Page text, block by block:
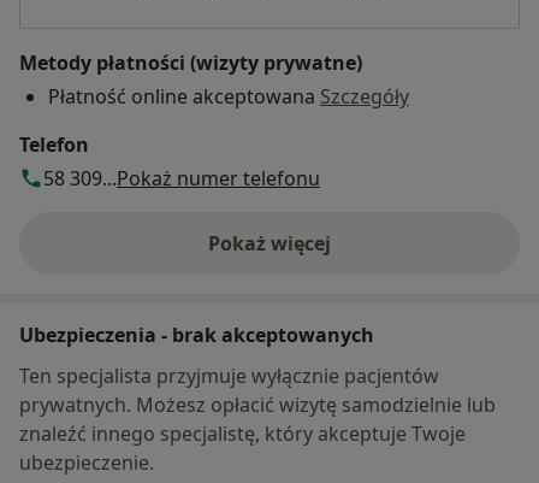
Metody płatności (wizyty prywatne)
Płatność online akceptowana Szczegóły
Telefon
58 309...Pokaż numer telefonu
Pokaż więcej
o adresie
Ubezpieczenia - brak akceptowanych
Ten specjalista przyjmuje wyłącznie pacjentów
prywatnych. Możesz opłacić wizytę samodzielnie lub
znaleźć innego specjalistę, który akceptuje Twoje
ubezpieczenie.